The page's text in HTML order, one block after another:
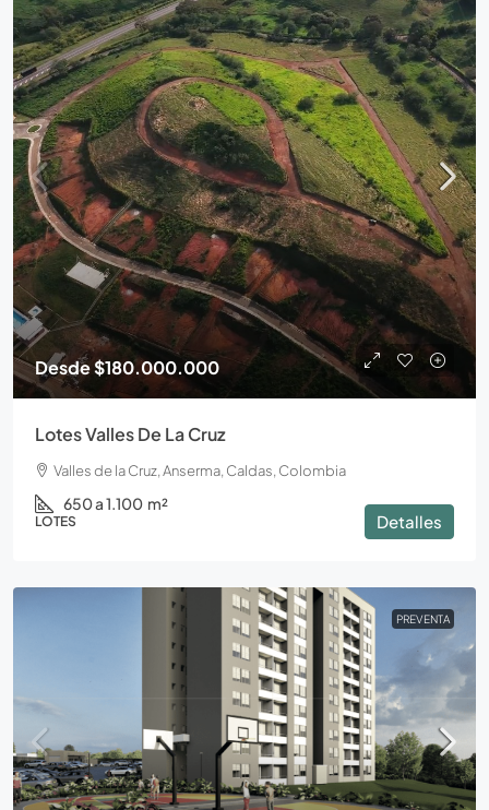
Desde$180.000.000
Lotes Valles De La Cruz
Valles de la Cruz, Anserma, Caldas, Colombia
650 a 1.100 m²
LOTES Detalles
PREVENTA